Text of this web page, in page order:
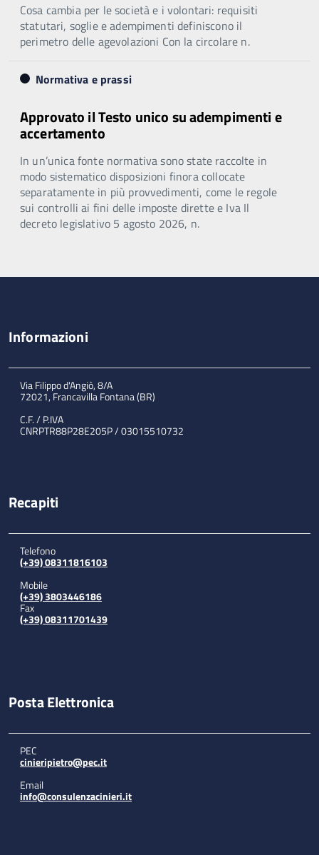
Cosa cambia per le società e i volontari: requisiti
statutari, soglie e adempimenti definiscono il
perimetro delle agevolazioni Con la circolare n.
Normativa e prassi
Approvato il Testo unico su adempimenti e
accertamento
In un’unica fonte normativa sono state raccolte in
modo sistematico disposizioni finora collocate
separatamente in più provvedimenti, come le regole
sui controlli ai fini delle imposte dirette e Iva Il
decreto legislativo 5 agosto 2026, n.
Informazioni
Via Filippo d'Angiò, 8/A
72021, Francavilla Fontana (BR)
C.F. / P.IVA
CNRPTR88P28E205P / 03015510732
Recapiti
Telefono
(+39) 08311816103
Mobile
(+39) 3803446186
Fax
(+39) 08311701439
Posta Elettronica
PEC
cinieripietro@pec.it
Email
info@consulenzacinieri.it